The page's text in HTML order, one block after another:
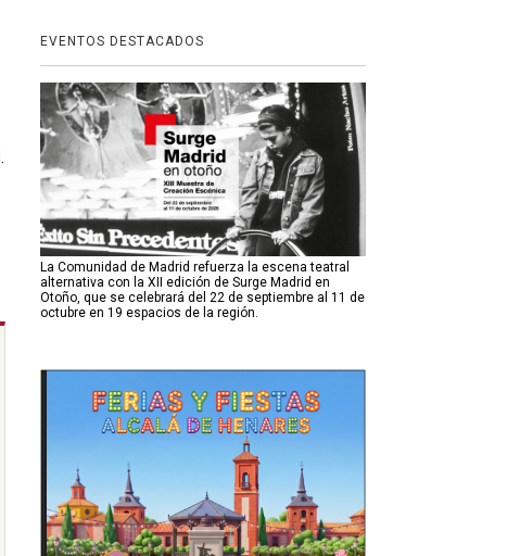
EVENTOS DESTACADOS
La Comunidad de Madrid refuerza la escena teatral
alternativa con la XII edición de Surge Madrid en
Otoño, que se celebrará del 22 de septiembre al 11 de
octubre en 19 espacios de la región.